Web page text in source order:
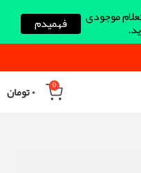
0 ۰تومان
موجودی فهمیدم